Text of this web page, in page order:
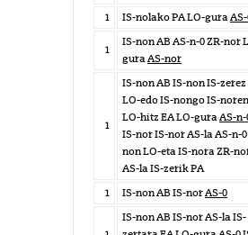
1
IS-nolako PA LO-gura
1
IS-non AB AS-n-0 ZR-nor
guraAS-nor
1
IS-non AB IS-non IS-zerez
LO-edo IS-nongo IS-noren
LO-hitz EA LO-guraAS-n-
IS-nor IS-nor AS-la AS-n-
non LO-eta IS-nora ZR-
AS-la IS-zerik PA
1
IS-non AB IS-norAS-0
IS-non AB IS-nor AS-la IS-